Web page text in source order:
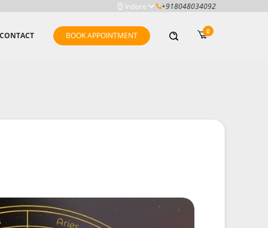
Indore +918048034092
CONTACT BOOK APPOINTMENT 0